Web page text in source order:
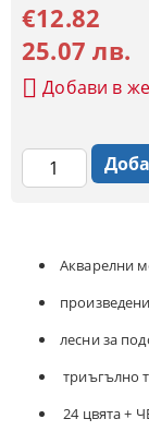
Aкварелни
лесни за
триъгълно
24 цвята +
€12.82
25.07 лв.
Добави в